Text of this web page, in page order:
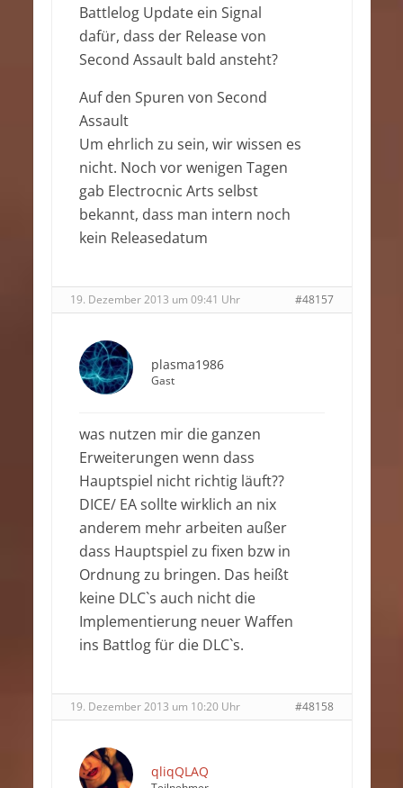
Battlelog Update ein Signal
dafür, dass der Release von
Second Assault bald ansteht?
Auf den Spuren von Second
Assault
Um ehrlich zu sein, wir wissen es
nicht. Noch vor wenigen Tagen
gab Electrocnic Arts selbst
bekannt, dass man intern noch
kein Releasedatum
19. Dezember 2013 um 09:41 Uhr #48157
plasma1986
Gast
was nutzen mir die ganzen
Erweiterungen wenn dass
Hauptspiel nicht richtig läuft??
DICE/ EA sollte wirklich an nix
anderem mehr arbeiten außer
dass Hauptspiel zu fixen bzw in
Ordnung zu bringen. Das heißt
keine DLC`s auch nicht die
Implementierung neuer Waffen
ins Battlog für die DLC`s.
19. Dezember 2013 um 10:20 Uhr #48158
qliqQLAQ